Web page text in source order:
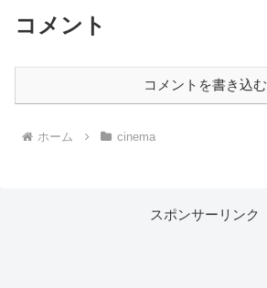
コメント
コメントを書き込む
ホーム cinema
スポンサーリンク